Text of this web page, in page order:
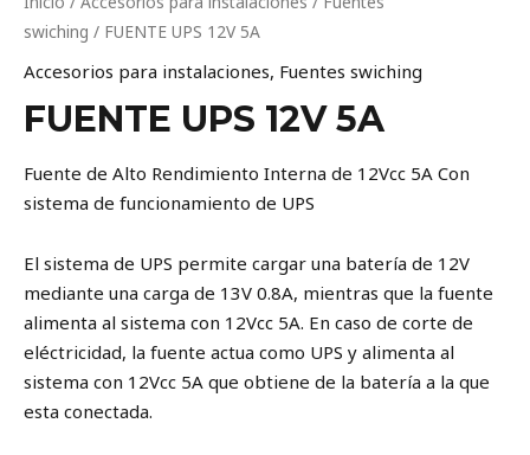
swiching / FUENTE UPS 12V 5A
Accesorios para instalaciones, Fuentes swiching
FUENTE UPS 12V 5A
Fuente de Alto Rendimiento Interna de 12Vcc 5A Con
sistema de funcionamiento de UPS
El sistema de UPS permite cargar una batería de 12V
mediante una carga de 13V 0.8A, mientras que la fuente
alimenta al sistema con 12Vcc 5A. En caso de corte de
eléctricidad, la fuente actua como UPS y alimenta al
sistema con 12Vcc 5A que obtiene de la batería a la que
esta conectada.